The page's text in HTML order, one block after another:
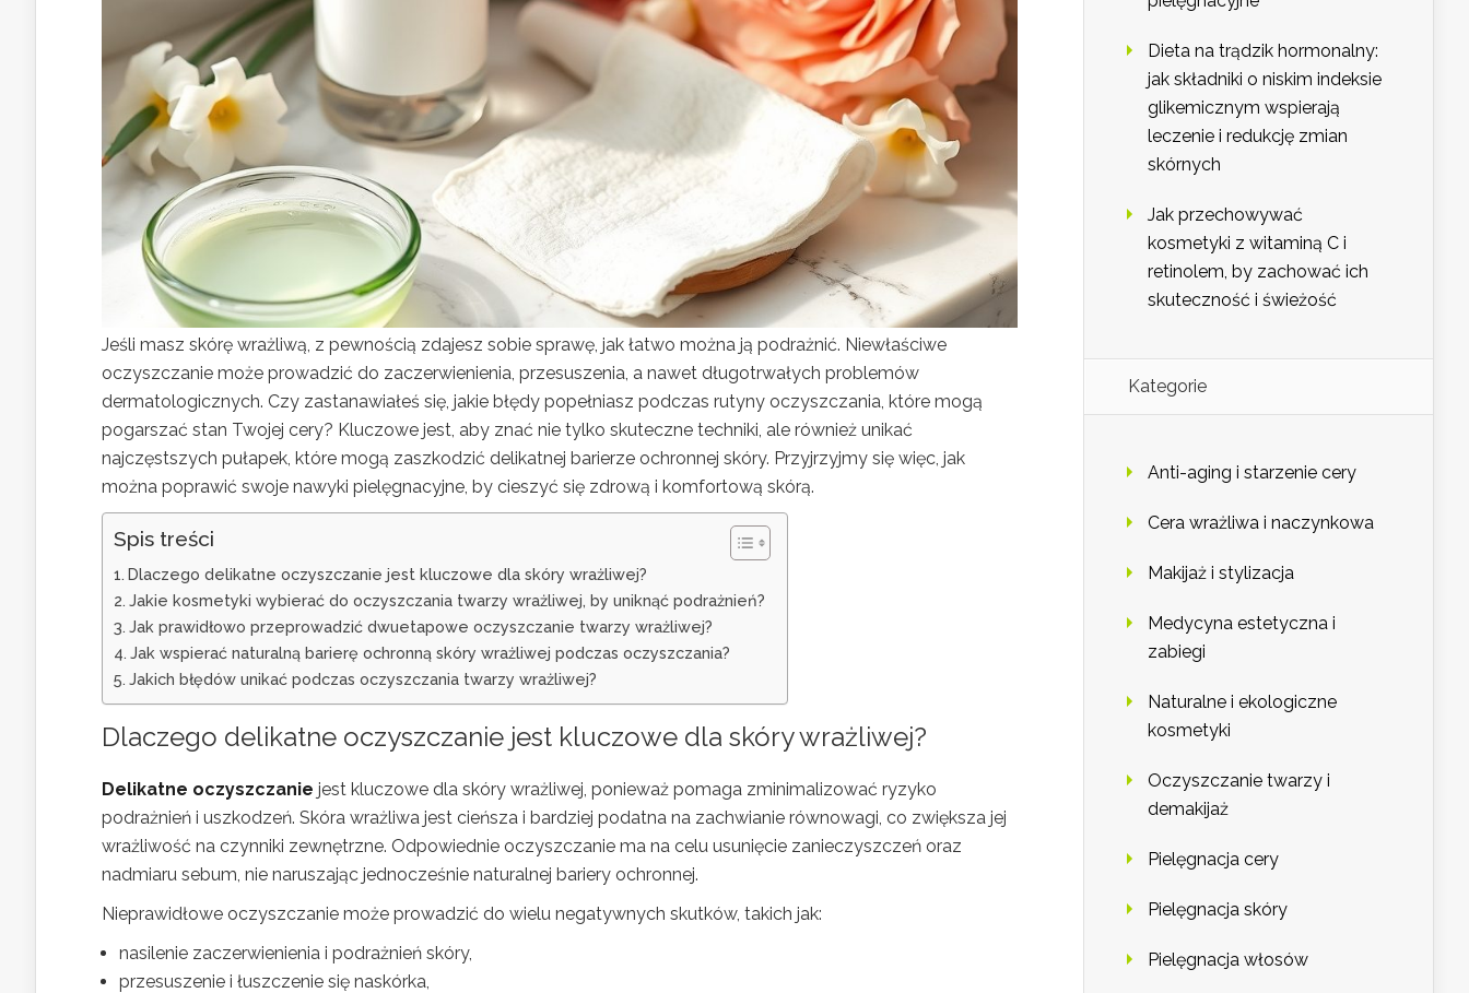
Jeśli masz skórę wrażliwą, z pewnością zdajesz sobie sprawę, jak łatwo można ją podrażnić. Niewłaściwe
oczyszczanie może prowadzić do zaczerwienienia, przesuszenia, a nawet długotrwałych problemów
dermatologicznych. Czy zastanawiałeś się, jakie błędy popełniasz podczas rutyny oczyszczania, które mogą
pogarszać stan Twojej cery? Kluczowe jest, aby znać nie tylko skuteczne techniki, ale również unikać
najczęstszych pułapek, które mogą zaszkodzić delikatnej barierze ochronnej skóry. Przyjrzyjmy się więc, jak
można poprawić swoje nawyki pielęgnacyjne, by cieszyć się zdrową i komfortową skórą.
Spis treści
Dlaczego delikatne oczyszczanie jest kluczowe dla skóry wrażliwej?
Jakie kosmetyki wybierać do oczyszczania twarzy wrażliwej, by uniknąć podrażnień?
Jak prawidłowo przeprowadzić dwuetapowe oczyszczanie twarzy wrażliwej?
Jak wspierać naturalną barierę ochronną skóry wrażliwej podczas oczyszczania?
Jakich błędów unikać podczas oczyszczania twarzy wrażliwej?
Dlaczego delikatne oczyszczanie jest kluczowe dla skóry wrażliwej?
Delikatne oczyszczanie jest kluczowe dla skóry wrażliwej, ponieważ pomaga zminimalizować ryzyko
podrażnień i uszkodzeń. Skóra wrażliwa jest cieńsza i bardziej podatna na zachwianie równowagi, co zwiększa jej
wrażliwość na czynniki zewnętrzne. Odpowiednie oczyszczanie ma na celu usunięcie zanieczyszczeń oraz
nadmiaru sebum, nie naruszając jednocześnie naturalnej bariery ochronnej.
Nieprawidłowe oczyszczanie może prowadzić do wielu negatywnych skutków, takich jak:
nasilenie zaczerwienienia i podrażnień skóry,
przesuszenie i łuszczenie się naskórka,
Dieta na trądzik hormonalny:
jak składniki o niskim indeksie
glikemicznym wspierają
leczenie i redukcję zmian
skórnych
Jak przechowywać
kosmetyki z witaminą C i
retinolem, by zachować ich
skuteczność i świeżość
Kategorie
Anti-aging i starzenie cery
Cera wrażliwa i naczynkowa
Makijaż i stylizacja
Medycyna estetyczna i
zabiegi
Naturalne i ekologiczne
kosmetyki
Oczyszczanie twarzy i
demakijaż
Pielęgnacja cery
Pielęgnacja skóry
Pielęgnacja włosów